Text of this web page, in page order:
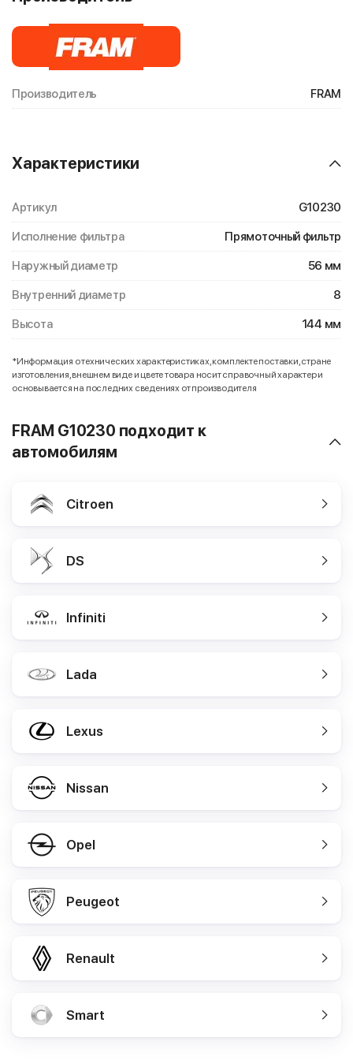
Производитель FRAM
Характеристики
Артикул G10230
Исполнение фильтра Прямоточный фильтр
Наружный диаметр 56 мм
Внутренний диаметр 8
Высота 144 мм
*Информация о технических характеристиках, комплекте поставки, стране
изготовления, внешнем виде и цвете товара носит справочный характер и
основывается на последних сведениях от производителя
FRAM G10230 подходит к
автомобилям
Citroen
DS
Infiniti
Lada
Lexus
Nissan
Opel
Peugeot
Renault
Smart